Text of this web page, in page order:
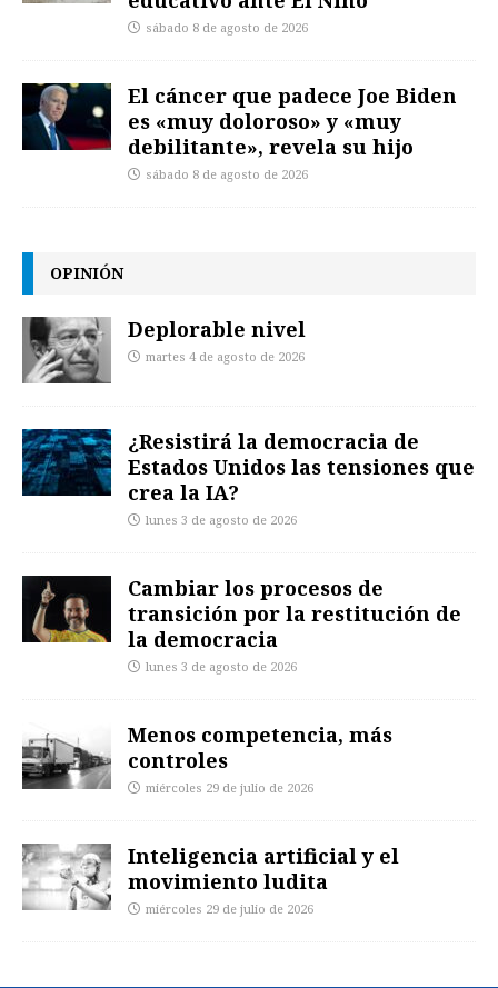
sábado 8 de agosto de 2026
El cáncer que padece Joe Biden
es «muy doloroso» y «muy
debilitante», revela su hijo
sábado 8 de agosto de 2026
OPINIÓN
Deplorable nivel
martes 4 de agosto de 2026
¿Resistirá la democracia de
Estados Unidos las tensiones que
crea la IA?
lunes 3 de agosto de 2026
Cambiar los procesos de
transición por la restitución de
la democracia
lunes 3 de agosto de 2026
Menos competencia, más
controles
miércoles 29 de julio de 2026
Inteligencia artificial y el
movimiento ludita
miércoles 29 de julio de 2026